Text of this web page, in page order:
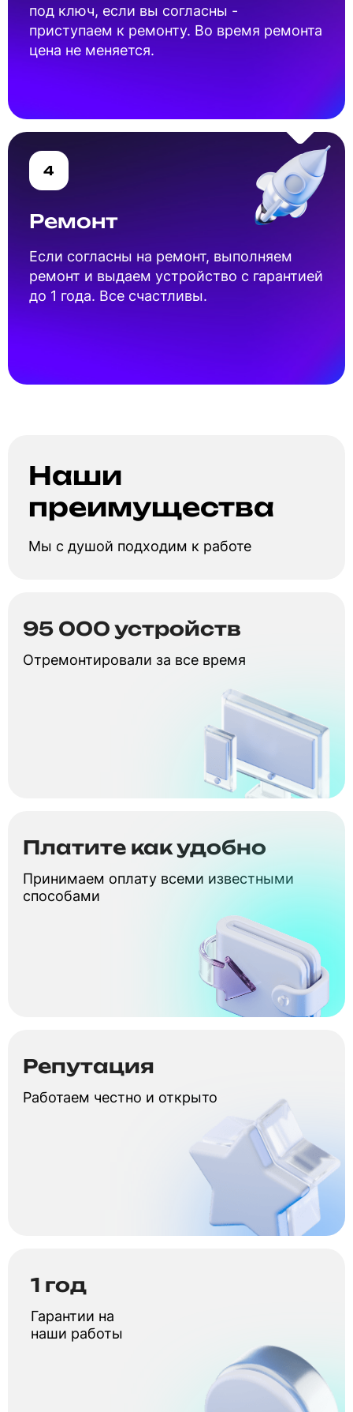
под ключ, если вы согласны -
приступаем к ремонту. Во время ремонта
цена не меняется.
4
Ремонт
Если согласны на ремонт, выполняем
ремонт и выдаем устройство с гарантией
до 1 года. Все счастливы.
Наши
преимущества
Мы с душой подходим к работе
95 000 устройств
Отремонтировали за все время
Репутация
Работаем честно и открыто
Платите как удобно
Принимаем оплату всеми известными
способами
1 год
Гарантии на
наши работы